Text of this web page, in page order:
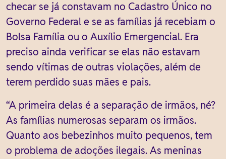
checar se já constavam no Cadastro Único no
Governo Federal e se as famílias já recebiam o
Bolsa Família ou o Auxílio Emergencial. Era
preciso ainda verificar se elas não estavam
sendo vítimas de outras violações, além de
terem perdido suas mães e pais.
“A primeira delas é a separação de irmãos, né?
As famílias numerosas separam os irmãos.
Quanto aos bebezinhos muito pequenos, tem
o problema de adoções ilegais. As meninas